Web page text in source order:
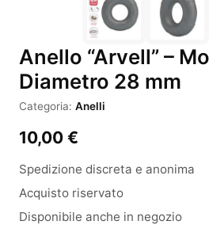
Anello “Arvell” –
Diametro 28 mm
Categoria: Anelli
10,00 €
Spedizione discreta e anonima
Acquisto riservato
Disponibile anche in negozio